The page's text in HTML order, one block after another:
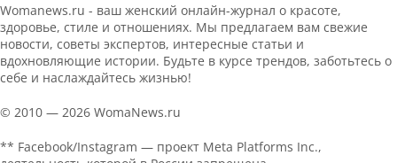
Womanews.ru - ваш женский онлайн-журнал о красоте,
здоровье, стиле и отношениях. Мы предлагаем вам свежие
новости, советы экспертов, интересные статьи и
вдохновляющие истории. Будьте в курсе трендов, заботьтесь о
себе и наслаждайтесь жизнью!
© 2010 — 2026 WomaNews.ru
** Facebook/Instagram — проект Meta Platforms Inc.,